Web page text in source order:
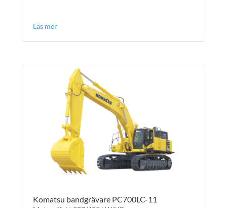
Läs mer
Komatsu bandgrävare PC700LC-11